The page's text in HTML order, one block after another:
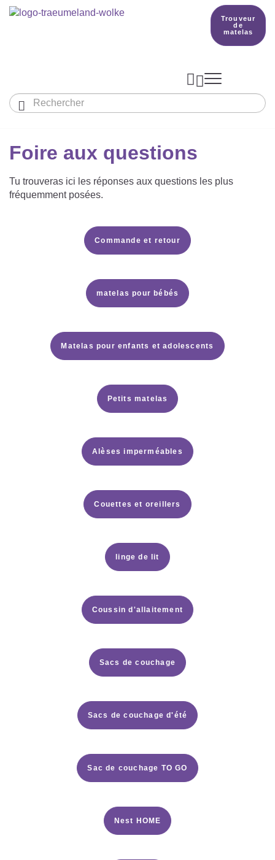
Trouveur
de
matelas
 
Aperçu des textiles
Notre pays de rêve
PRODUCTION


Foire aux questions
Tu trouveras ici les réponses aux questions les plus
fréquemment posées.
Commande et retour
matelas pour bébés
Matelas pour enfants et adolescents
Petits matelas
Alèses imperméables
Couettes et oreillers
linge de lit
Coussin d'allaitement
Sacs de couchage
Sacs de couchage d'été
Sac de couchage TO GO
Nest HOME